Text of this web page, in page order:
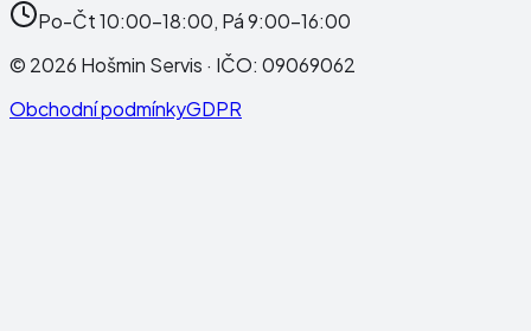
Po-Čt 10:00-18:00, Pá 9:00-16:00
© 2026 Hošmin Servis · IČO: 09069062
Obchodní podmínkyGDPR